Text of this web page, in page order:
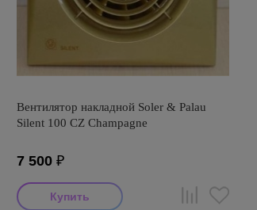
Вентилятор накладной Soler & Palau
Silent 100 CZ Champagne
7 500₽